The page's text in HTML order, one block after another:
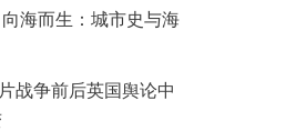
海而生：城市史与海
战争前后英国舆论中